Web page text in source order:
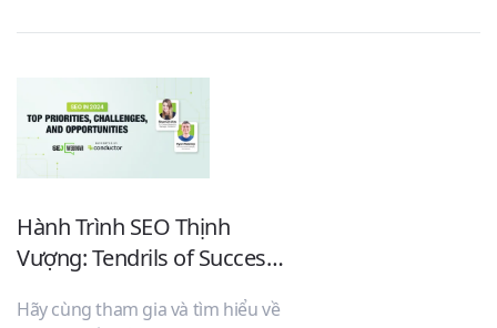
Hành Trình SEO Thịnh
Vượng: Tendrils of Success
Hãy cùng tham gia và tìm hiểu về